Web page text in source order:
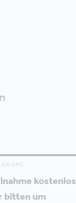
kostenlos
bitten um